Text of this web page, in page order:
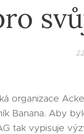
organizace
Banana. Aby
tak vypisuje